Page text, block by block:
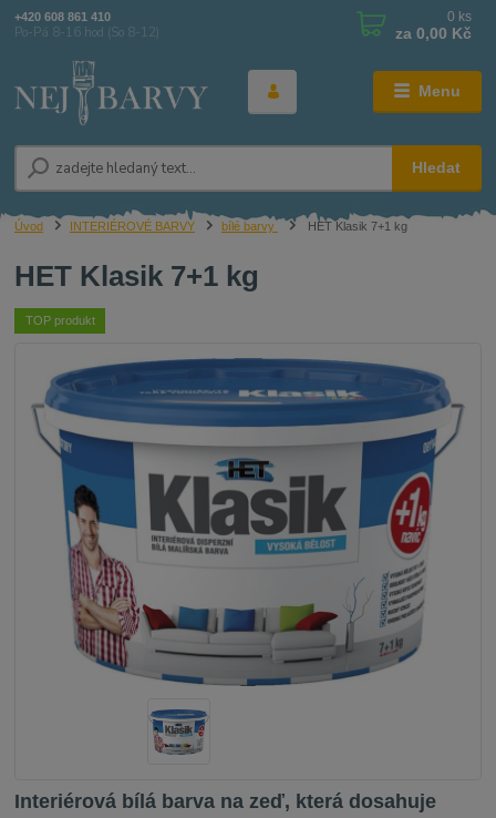
Menu
Hledat
+420 608 861 410
Po-Pá 8-16 hod (So 8-12)
0 ks
za 0,00 Kč
Úvod INTERIÉROVÉ BARVY bílé barvy HET Klasik 7+1 kg
HET Klasik 7+1 kg
TOP produkt
Interiérová bílá barva na zeď, která dosahuje